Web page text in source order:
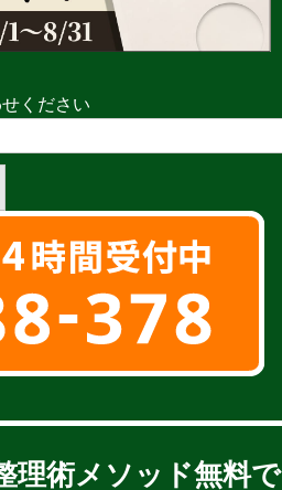
ください
理術メソッド無料